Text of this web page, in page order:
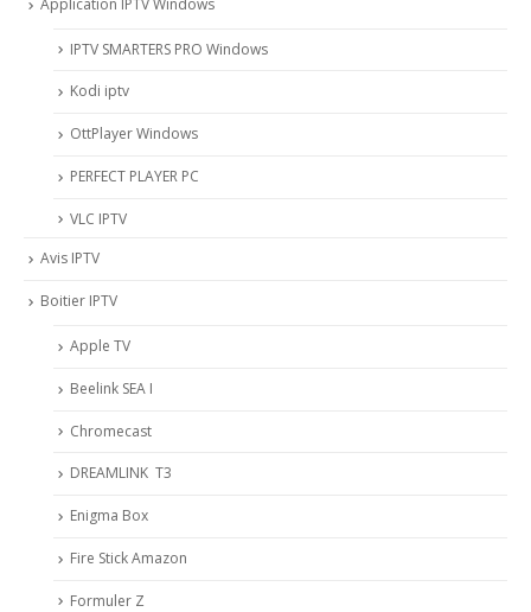
IPTV SMARTERS PRO Windows
Kodi iptv
OttPlayer Windows
PERFECT PLAYER PC
VLC IPTV
Avis IPTV
Boitier IPTV
Apple TV
Beelink SEA I
Chromecast
DREAMLINK T3
Enigma Box
Fire Stick Amazon
Formuler Z